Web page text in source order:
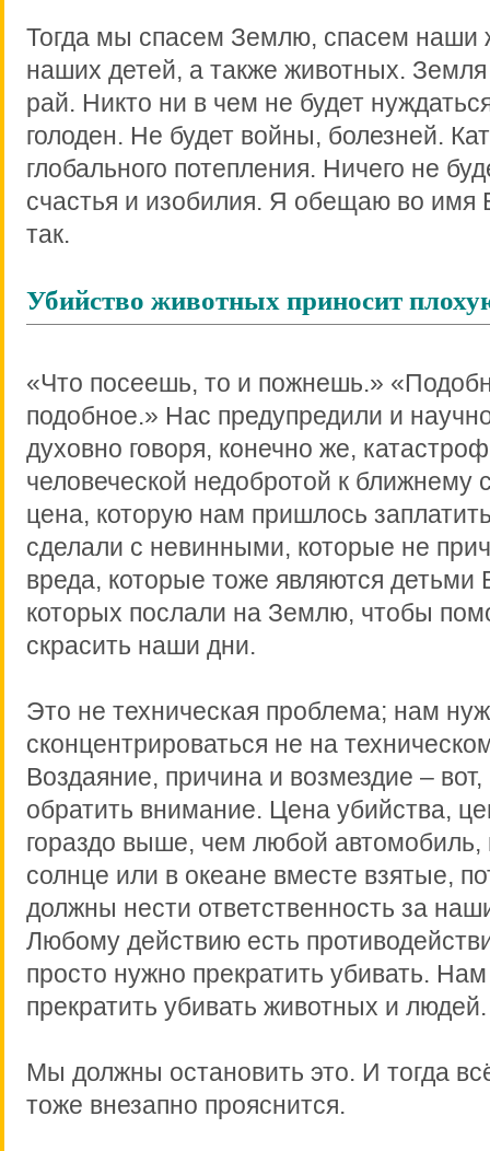
Тогда мы спасем Землю, спасем наши
наших детей, а также животных. Земля
рай. Никто ни в чем не будет
голоден. Не будет войны, болезней.
глобального потепления. Ничего не
счастья и изобилия. Я обещаю во имя
так.
Убийство животных приносит
«Что посеешь, то и пожнешь.»
подобное.» Нас предупредили и
духовно говоря, конечно же,
человеческой недобротой к ближнему
цена, которую нам пришлось
сделали с невинными, которые не
вреда, которые тоже являются детьми
которых послали на Землю, чтобы
скрасить наши дни.
Это не техническая проблема; нам
сконцентрироваться не на
Воздаяние, причина и возмездие –
обратить внимание. Цена убийства,
гораздо выше, чем любой
солнце или в океане вместе взятые,
должны нести ответственность за
Любому действию есть
просто нужно прекратить убивать.
прекратить убивать животных и
Мы должны остановить это. И тогда
тоже внезапно прояснится.